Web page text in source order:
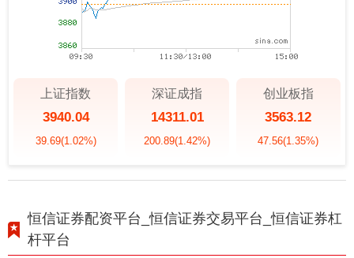
上证指数
3940.04
39.69(1.02%)
深证成指
14311.01
200.89(1.42%)
创业板指
3563.12
47.56(1.35%)
恒信证券配资平台_恒信证券交易平台_恒信证券杠
杆平台